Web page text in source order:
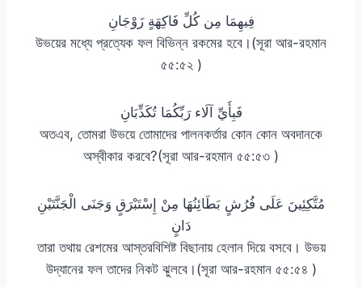
فِيهِمَا مِن كُلِّ فَاكِهَةٍ زَوْجَانِ
উভয়ের মধ্যে প্রত্যেক ফল বিভিন্ন রকমের হবে।(সূরা আর-রহমান
৫৫:৫২ )
فَبِأَيِّ آلَاء رَبِّكُمَا تُكَذِّبَانِ
অতএব, তোমরা উভয়ে তোমাদের পালনকর্তার কোন কোন অবদানকে
অস্বীকার করবে?(সূরা আর-রহমান ৫৫:৫৩ )
مُتَّكِئِينَ عَلَى فُرُشٍ بَطَائِنُهَا مِنْ إِسْتَبْرَقٍ وَجَنَى الْجَنَّتَيْنِ
دَانٍ
তারা তথায় রেশমের আস্তরবিশিষ্ট বিছানায় হেলান দিয়ে বসবে। উভয়
উদ্যানের ফল তাদের নিকট ঝুলবে।(সূরা আর-রহমান ৫৫:৫৪ )